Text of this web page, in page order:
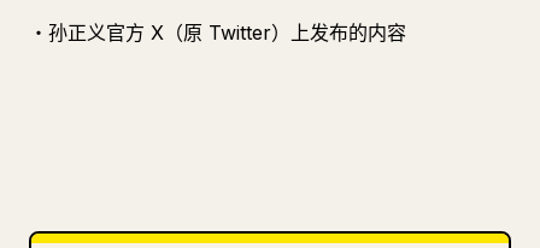
・孙正义官方 X（原 Twitter）上发布的内容